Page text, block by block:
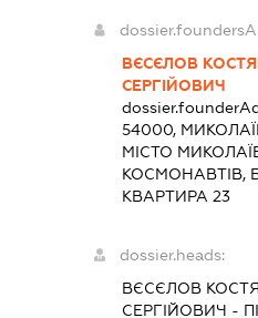
ВЄСЄЛОВ
СЕРГІЙОВИЧ
54000,
МІСТО
КОСМОНАВТІВ,
КВАРТИРА 23
dossier.heads:
ВЄСЄЛОВ
СЕРГІЙОВИЧ -